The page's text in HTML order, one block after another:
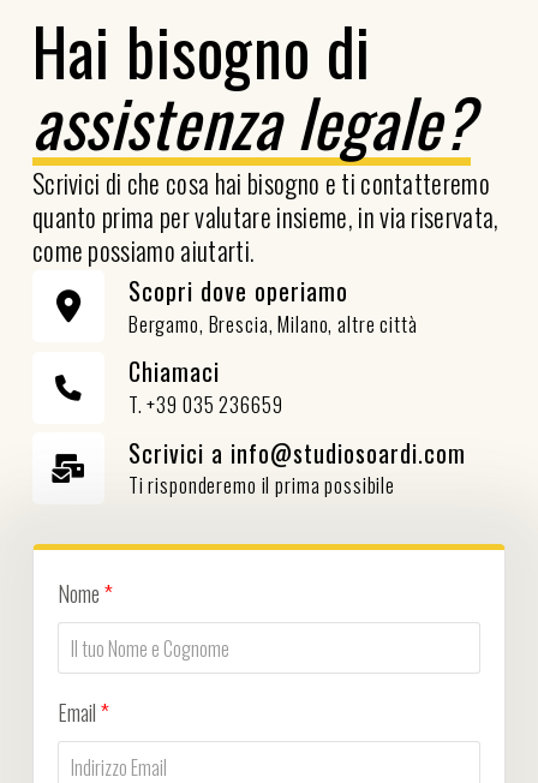
Hai bisogno di
assistenza legale?
Scrivici di che cosa hai bisogno e ti contatteremo
quanto prima per valutare insieme, in via riservata,
come possiamo aiutarti.
Scopri dove operiamo
Bergamo, Brescia, Milano, altre città
Chiamaci
T. +39 035 236659
Scrivici a info@studiosoardi.com
Ti risponderemo il prima possibile
Nome*
Email*